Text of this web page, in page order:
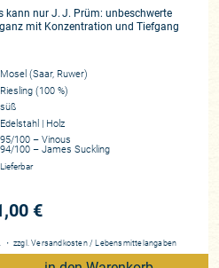
genießen. Neben der
24 Hektar große Weingut noch
Zeltingen (Sonnenuhr) und
Produziert werden
klassischen Prädikatsstufen,
sofern es der
den Wein, so kann
rosinierte, von Botrytis veredelte
sind.
diesen Rieslingen in deren
empfinden, ist eine von der
Note, die im Übrigen
in ihrer Jugend aufweisen, die
kann nur J. J. Prüm: unbeschwerte
mit Konzentration und Tiefgang
Mosel (Saar, Ruwer)
Riesling (100 %)
süß
Edelstahl | Holz
95/100 – Vinous
94/100 – James Suckling
Lieferbar
€
・ zzgl.Versandkosten / Lebensmittelangaben